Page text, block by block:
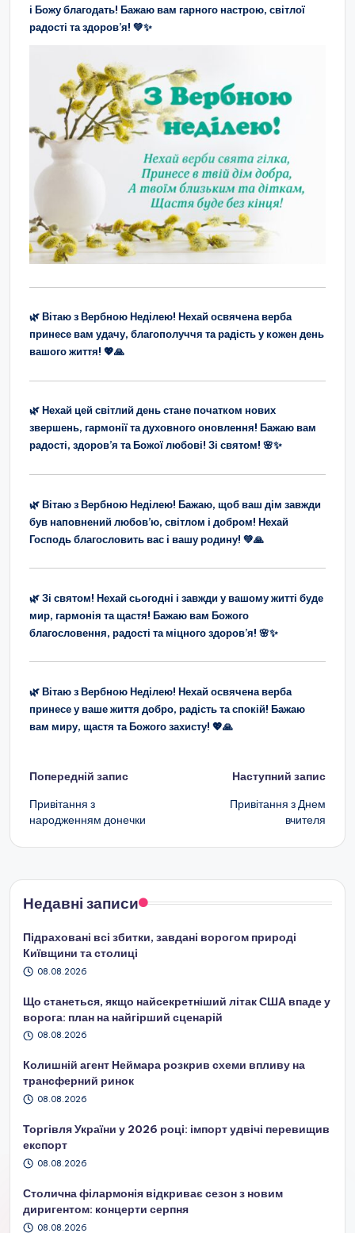
і Божу благодать! Бажаю вам гарного настрою, світлої
радості та здоров’я! 💚✨
🌿 Вітаю з Вербною Неділею! Нехай освячена верба
принесе вам удачу, благополуччя та радість у кожен день
вашого життя! 💖🙏
🌿 Нехай цей світлий день стане початком нових
звершень, гармонії та духовного оновлення! Бажаю вам
радості, здоров’я та Божої любові! Зі святом! 🌸✨
🌿 Вітаю з Вербною Неділею! Бажаю, щоб ваш дім завжди
був наповнений любов’ю, світлом і добром! Нехай
Господь благословить вас і вашу родину! 💚🙏
🌿 Зі святом! Нехай сьогодні і завжди у вашому житті буде
мир, гармонія та щастя! Бажаю вам Божого
благословення, радості та міцного здоров’я! 🌸✨
🌿 Вітаю з Вербною Неділею! Нехай освячена верба
принесе у ваше життя добро, радість та спокій! Бажаю
вам миру, щастя та Божого захисту! 💖🙏
Навігація
по
запису
Попередній запис
Привітання з
народженням донечки
Наступний запис
Привітання з Днем
вчителя
Недавні записи
Підраховані всі збитки, завдані ворогом природі
Київщини та столиці
08.08.2026
Що станеться, якщо найсекретніший літак США впаде у
ворога: план на найгірший сценарій
08.08.2026
Колишній агент Неймара розкрив схеми впливу на
трансферний ринок
08.08.2026
Торгівля України у 2026 році: імпорт удвічі перевищив
експорт
08.08.2026
Столична філармонія відкриває сезон з новим
диригентом: концерти серпня
08.08.2026